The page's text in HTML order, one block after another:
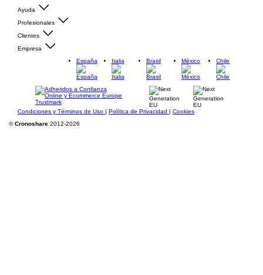
Ayuda
Profesionales
Clientes
Empresa
España
Italia Brasil México Chile
Condiciones y Términos de Uso | Política de Privacidad | Cookies
©Cronoshare 2012-2026